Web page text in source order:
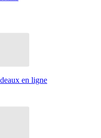
en ligne